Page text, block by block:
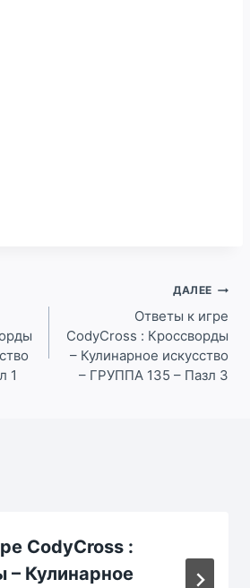
1
ДАЛЕЕ
Ответы к игре
CodyCross : Кроссворды
– Кулинарное искусство
– ГРУППА 135 – Пазл 3
CodyCross :
– Кулинарное